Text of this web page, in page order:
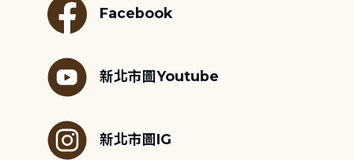
Facebook
新北市圖Youtube
新北市圖IG